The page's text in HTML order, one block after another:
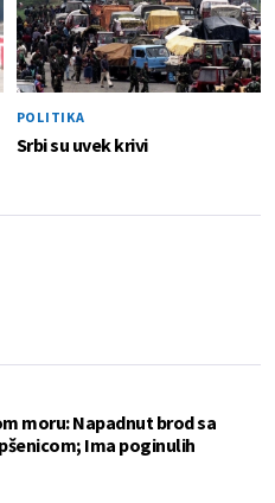
POLITIKA
Srbi su uvek krivi
moru: Napadnut brod sa
Ima poginulih